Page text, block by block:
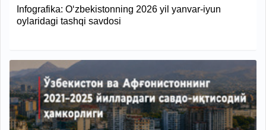
Infografika: O‘zbekistonning 2026 yil yanvar-iyun
oylaridagi tashqi savdosi